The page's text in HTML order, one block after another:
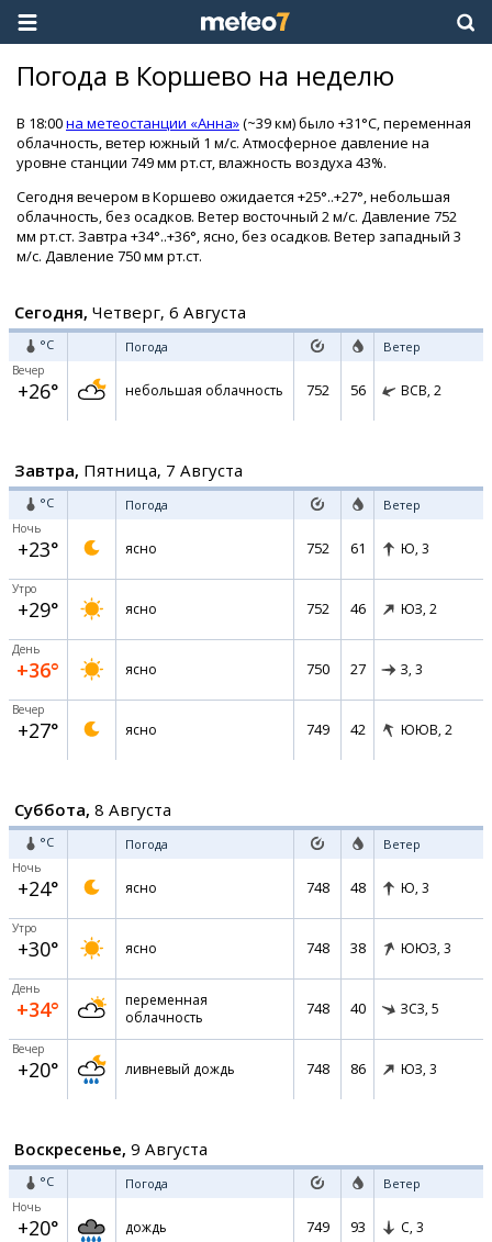
Погода в Коршево на неделю
В 18:00на метеостанции «Анна»(~39 км) было +31°C, переменная
облачность, ветер южный 1 м/с. Атмосферное давление на
уровне станции 749 мм рт.ст, влажность воздуха 43%.
Сегодня вечером в Коршево ожидается +25°..+27°, небольшая
облачность, без осадков. Ветер восточный 2 м/с. Давление 752
мм рт.ст. Завтра +34°..+36°, ясно, без осадков. Ветер западный 3
м/с. Давление 750 мм рт.ст.
Сегодня, Четверг, 6 Августа
°C Погода Ветер
Вечер
+26° небольшая облачность 752 56 ВСВ, 2
Завтра, Пятница, 7 Августа
°C Погода Ветер
Ночь
+23° ясно 752 61 Ю, 3
Утро
+29° ясно 752 46 ЮЗ, 2
День
+36° ясно 750 27 З, 3
Вечер
+27° ясно 749 42 ЮЮВ, 2
Суббота, 8 Августа
°C Погода Ветер
Ночь
+24° ясно 748 48 Ю, 3
Утро
+30° ясно 748 38 ЮЮЗ, 3
День
+34°
переменная
облачность
748 40 ЗСЗ, 5
Вечер
+20° ливневый дождь 748 86 ЮЗ, 3
Воскресенье, 9 Августа
°C Погода Ветер
Ночь
+20° дождь 749 93 С, 3